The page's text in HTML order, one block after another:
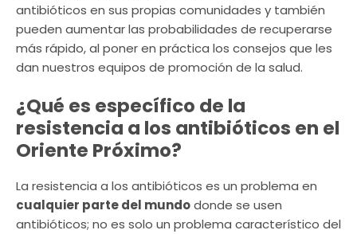
antibióticos en sus propias comunidades y también
pueden aumentar las probabilidades de recuperarse
más rápido, al poner en práctica los consejos que les
dan nuestros equipos de promoción de la salud.
¿Qué es específico de la
resistencia a los antibióticos en el
Oriente Próximo?
La resistencia a los antibióticos es un problema en
cualquier parte del mundodonde se usen
antibióticos; no es solo un problema característico del